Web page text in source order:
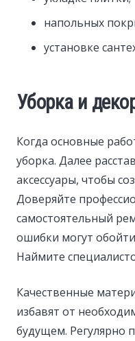
напольных
установке
Уборка и
Когда основные
уборка. Далее
аксессуары, чтобы
Доверяйте
самостоятельный
ошибки могут
Наймите
Качественные
избавят от
будущем. Регулярно